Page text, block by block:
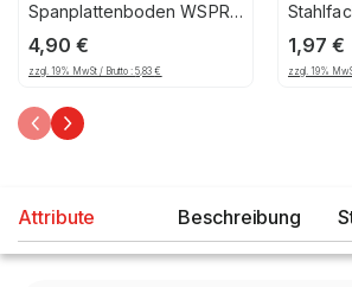
Spanplattenboden WSPR,
Einzeln, 500x500x25 mm,
Natur
4,90€
zzgl. 19% MwSt / Brutto :5,83€
verzinkt
1,97€
zzgl. 19%
Attribute Beschreibung